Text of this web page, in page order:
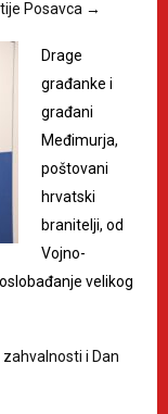
Posavca →
Drage
građanke i
građani
Međimurja,
poštovani
hrvatski
branitelji, od
Vojno-
velikog
i Dan